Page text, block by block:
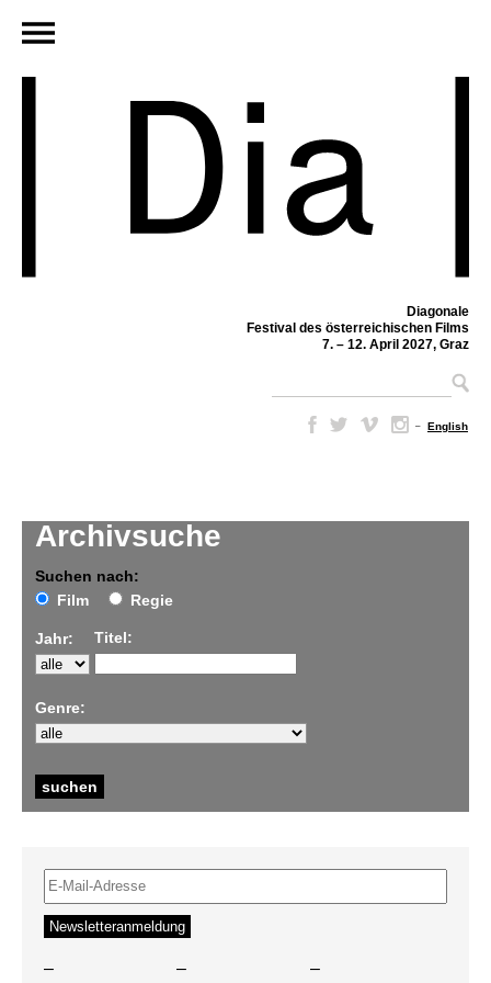
Diagonale
Festival des österreichischen Films
7. – 12. April 2027, Graz
– English
Archivsuche
Suchen nach:
Film
Regie
Jahr: Titel:
Genre:
– – –